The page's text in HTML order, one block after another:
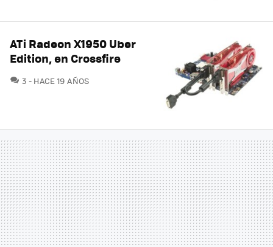
ATi Radeon X1950 Uber
Edition, en Crossfire
3 COMENTARIOS
HACE 19 AÑOS